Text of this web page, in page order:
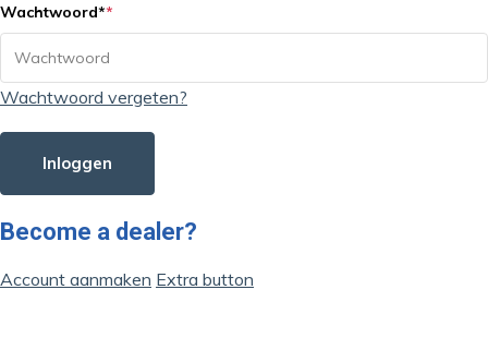
Wachtwoord**
Wachtwoord vergeten?
Inloggen
Become a dealer?
Account aanmaken Extra button